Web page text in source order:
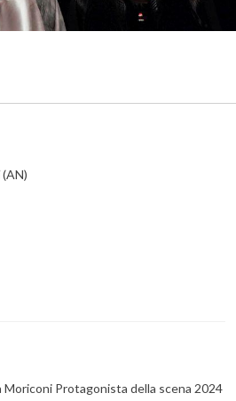
(AN)
Moriconi Protagonista della scena 2024